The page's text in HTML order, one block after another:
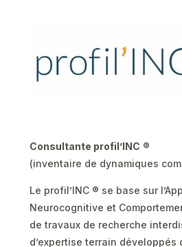
Consultante profil’INC ®
(inventaire de dynamiques
Le profil’INC ® se base sur
Neurocognitive et
de travaux de recherche
d’expertise terrain développés